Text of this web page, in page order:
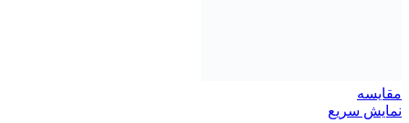
مقايسه
نمایش سریع